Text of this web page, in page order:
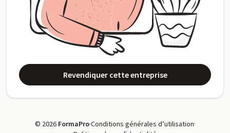
Revendiquer cette entreprise
© 2026 FormaPro·Conditions générales d’utilisation·